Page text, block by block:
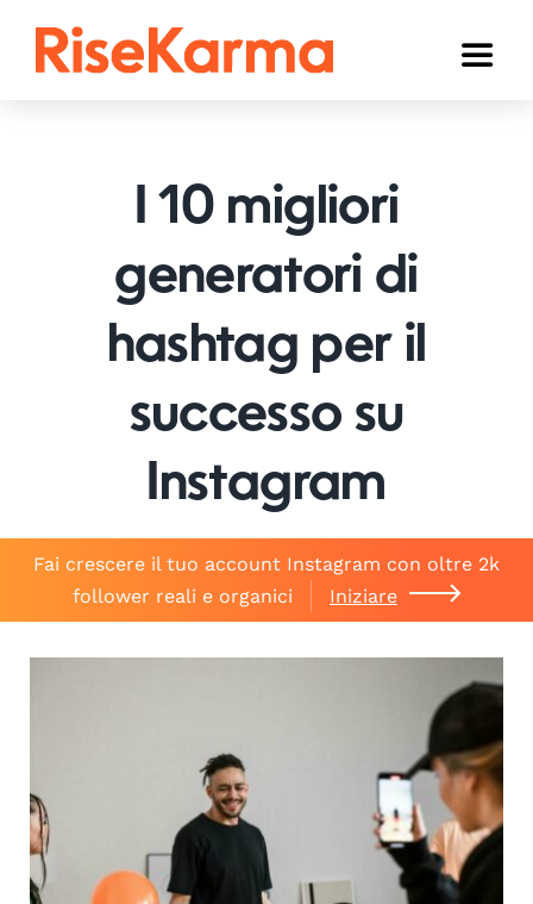
Toggle
YouTube
Twitter (𝕏)
I 10 migliori
generatori di
hashtag per il
successo su
Instagram
Fai crescere il tuo account Instagram con oltre 2k
follower reali e organici
Iniziare